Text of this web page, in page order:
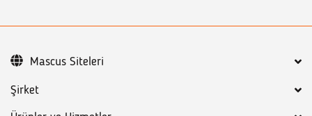
Şirket
Mascus Siteleri